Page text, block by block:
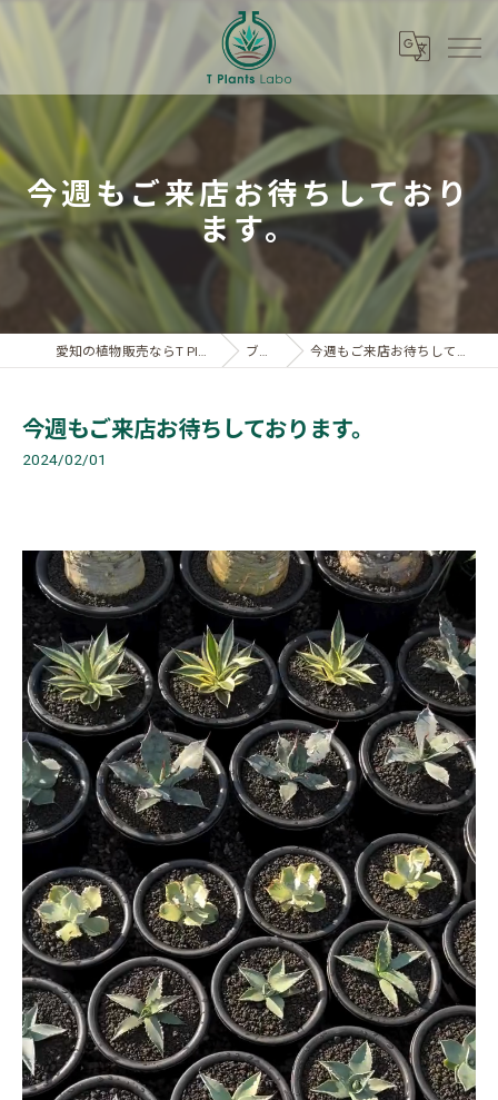
今週もご来店お待ちしており
ます。
愛知の植物販売ならT Plants Labo ブログ 今週もご来店お待ちしております。
今週もご来店お待ちしております。
2024/02/01